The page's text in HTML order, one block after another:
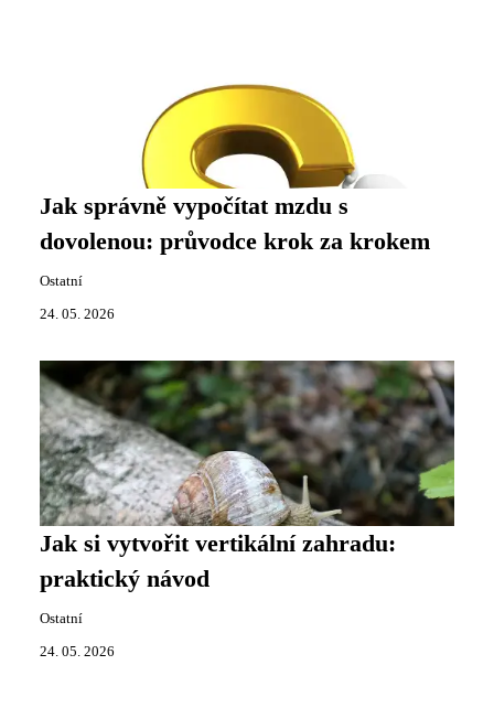
Jak správně vypočítat mzdu s
dovolenou: průvodce krok za krokem
Ostatní
24. 05. 2026
Jak si vytvořit vertikální zahradu:
praktický návod
Ostatní
24. 05. 2026